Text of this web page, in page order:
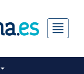
Menú